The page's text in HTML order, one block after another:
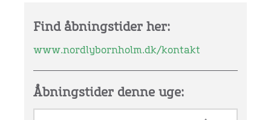
Find åbningstider her:
www.nordlybornholm.dk/kontakt
Åbningstider denne uge: